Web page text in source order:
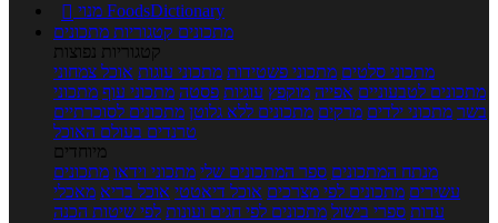

מנוי FoodsDictionary
מתכונים קטגוריות מתכונים
קטגוריות נפוצות
מתכוני סלטים מתכוני פשטידות מתכוני עוגות אוכל צמחוני
מתכונים לטבעוניים אפייה מוקפץ עוגיות פסטה מתכוני עוף מתכוני
בשר מתכוני ילדים מרקים מתכונים ללא גלוטן מתכונים לסוכרתיים
טרנדים בעולם האוכל
מיוחדים
מנתח המתכונים ספר המתכונים שלי מתכוני וידאו מתכונים
עשירים מתכונים לפי מצרכים אוכל דיאטטי אוכל בריא מאכלי
עדות ספרי בישול מתכונים לפי חגים ועונות לפי שיטות הכנה